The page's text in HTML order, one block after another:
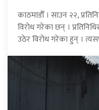
काठमाडौँ । साउन २२,
विरोध गरेका छन् ।
उठेर विरोध गरेका हुन् ।